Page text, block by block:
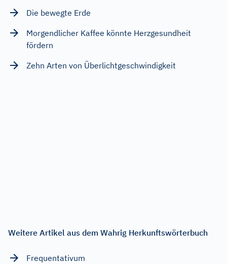
Die bewegte Erde
Morgendlicher Kaffee könnte Herzgesundheit
fördern
Zehn Arten von Überlichtgeschwindigkeit
Weitere Artikel aus dem Wahrig Herkunftswörterbuch
Frequentativum